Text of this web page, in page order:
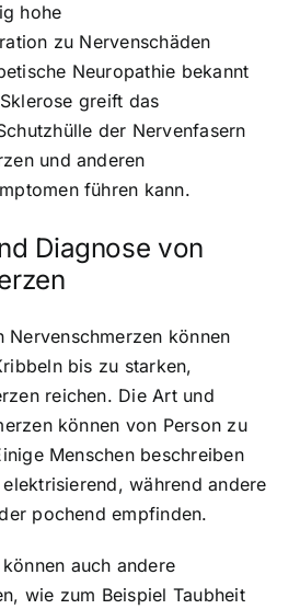
hohe
zu Nervenschäden
Neuropathie bekannt
greift das
der Nervenfasern
und anderen
führen kann.
Diagnose von
Nervenschmerzen können
bis zu starken,
reichen. Die Art und
können von Person zu
Menschen beschreiben
während andere
pochend empfinden.
auch andere
wie zum Beispiel Taubheit